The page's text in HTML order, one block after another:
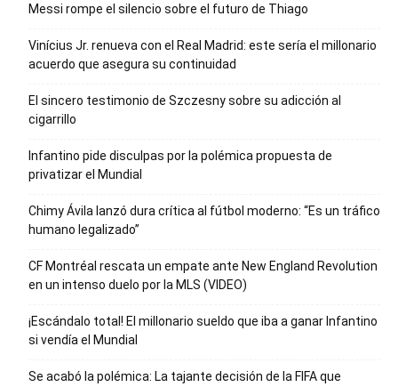
Messi rompe el silencio sobre el futuro de Thiago
Vinícius Jr. renueva con el Real Madrid: este sería el millonario
acuerdo que asegura su continuidad
El sincero testimonio de Szczesny sobre su adicción al
cigarrillo
Infantino pide disculpas por la polémica propuesta de
privatizar el Mundial
Chimy Ávila lanzó dura crítica al fútbol moderno: “Es un tráfico
humano legalizado”
CF Montréal rescata un empate ante New England Revolution
en un intenso duelo por la MLS (VIDEO)
¡Escándalo total! El millonario sueldo que iba a ganar Infantino
si vendía el Mundial
Se acabó la polémica: La tajante decisión de la FIFA que